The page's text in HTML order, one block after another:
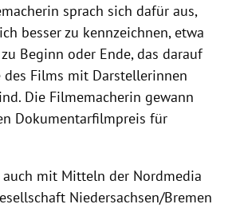
sprach sich dafür aus,
besser zu kennzeichnen, etwa
Beginn oder Ende, das darauf
des Films mit Darstellerinnen
Die Filmemacherin gewann
Dokumentarfilmpreis für
mit Mitteln der Nordmedia
Niedersachsen/Bremen